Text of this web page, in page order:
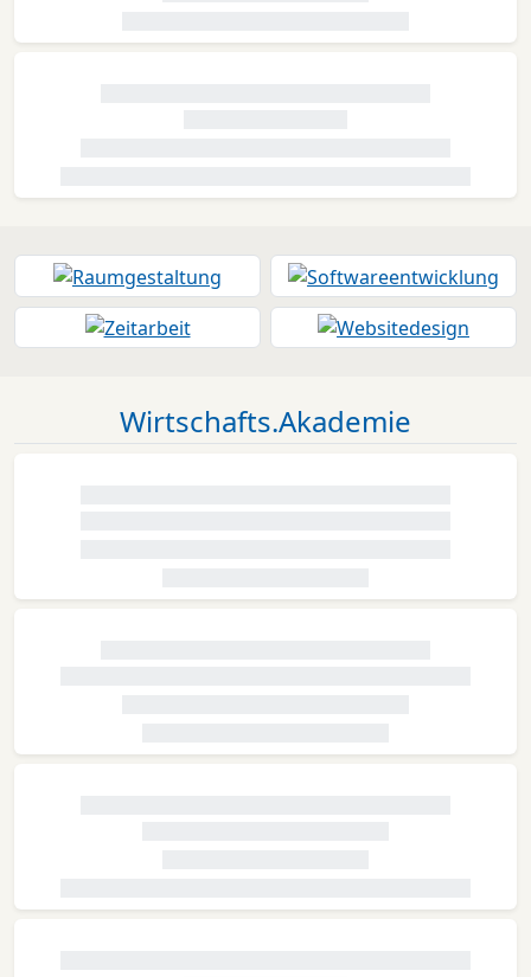
Wirtschafts.Akademie